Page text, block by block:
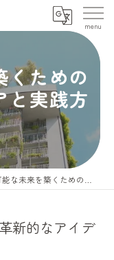
くための
と実践方
を築くための革新的なアイディアと実践方法
新的なアイデ